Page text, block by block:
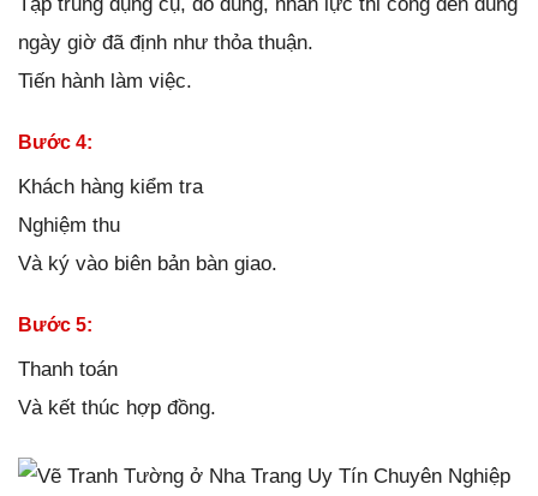
ngày giờ đã định như thỏa thuận.
Tiến hành làm việc.
Bước 4:
Khách hàng kiểm tra
Nghiệm thu
Và ký vào biên bản bàn giao.
Bước 5:
Thanh toán
Và kết thúc hợp đồng.